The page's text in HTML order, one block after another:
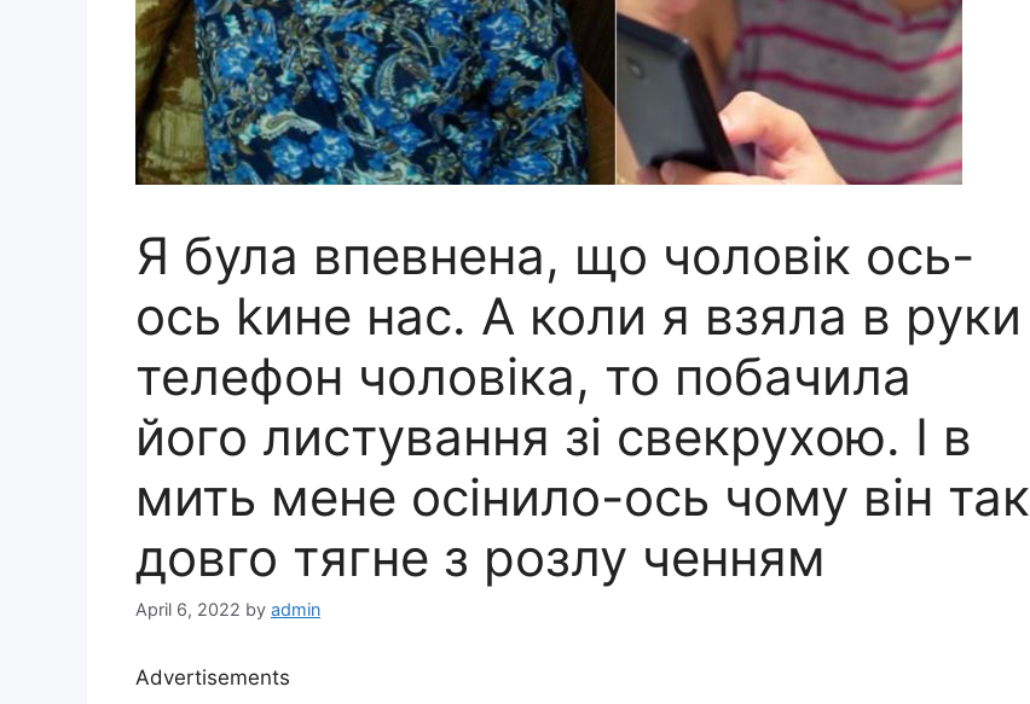
Я була впевнена, що чоловік ось-
ось kине нас. А коли я взяла в руки
телефон чоловіка, то побачила
його листування зі свекрухою. І в
мить мене осінило-ось чому він так
довго тягне з розлу ченням
April 6, 2022 by admin
Advertisements